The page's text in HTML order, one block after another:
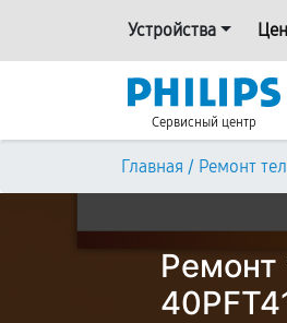
Устройства
Сервисный центр
Главная / Ремонт
Ремонт